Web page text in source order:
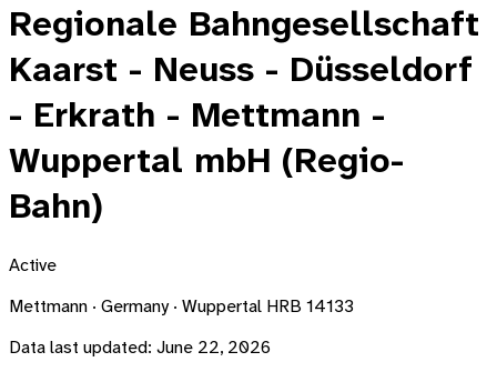
Regionale Bahngesellschaft
Kaarst - Neuss - Düsseldorf
- Erkrath - Mettmann -
Wuppertal mbH (Regio-
Bahn)
Active
Mettmann · Germany · Wuppertal HRB 14133
Data last updated: June 22, 2026